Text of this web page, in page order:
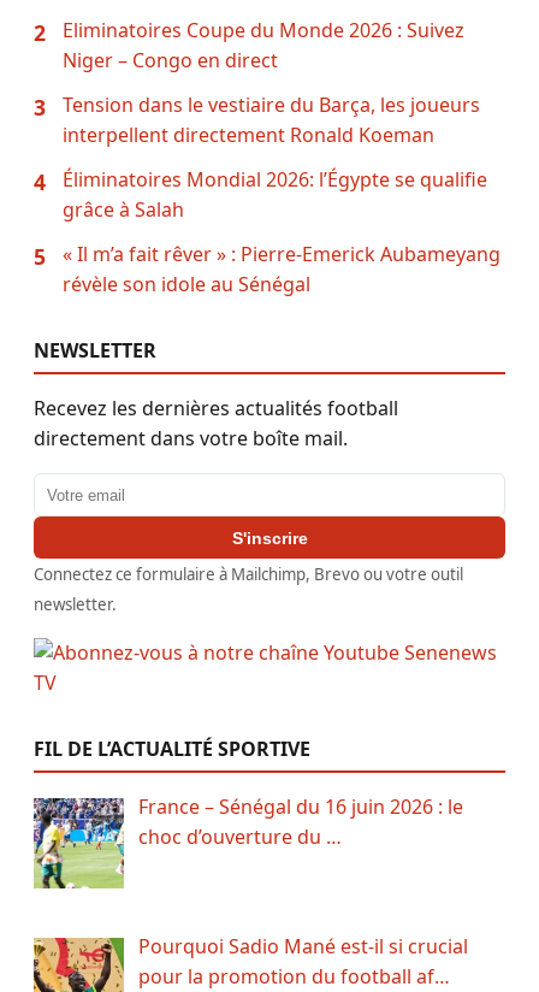
2
Eliminatoires Coupe du Monde 2026 : Suivez
Niger – Congo en direct
3
Tension dans le vestiaire du Barça, les joueurs
interpellent directement Ronald Koeman
4
Éliminatoires Mondial 2026: l’Égypte se qualifie
grâce à Salah
5
« Il m’a fait rêver » : Pierre-Emerick Aubameyang
révèle son idole au Sénégal
NEWSLETTER
Recevez les dernières actualités football
directement dans votre boîte mail.
Adresse email
S'inscrire
Connectez ce formulaire à Mailchimp, Brevo ou votre outil
newsletter.
FIL DE L’ACTUALITÉ SPORTIVE
France – Sénégal du 16 juin 2026 : le
choc d’ouverture du …
Pourquoi Sadio Mané est-il si crucial
pour la promotion du football af…